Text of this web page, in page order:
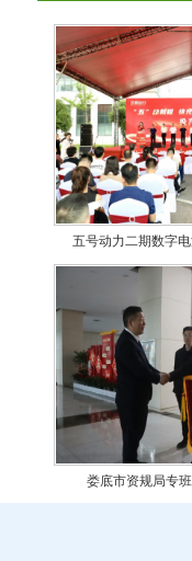
五号动力二期数字
娄底市资规局专